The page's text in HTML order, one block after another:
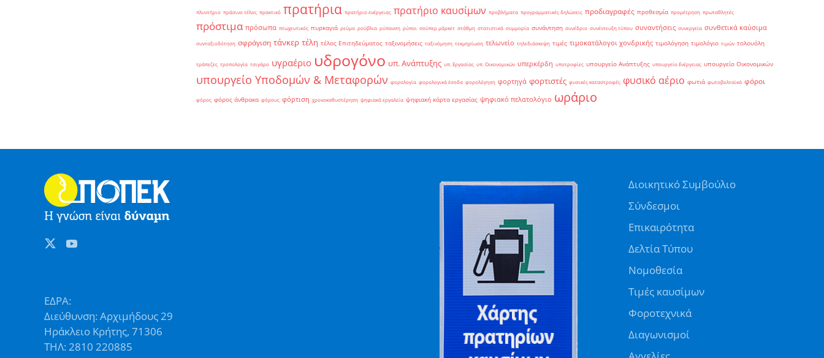
πλυντήριο πράσινο τέλος πρακτικό πρατήρια πρατήριο ενέργειας πρατήριο καυσίμων προβλήματα προγραμματικές δηλώσεις προδιαγραφές προθεσμία προμέτρηση πρωταθλητές
πρόστιμα πρόσωπα πτωχευτικός πυρκαγιά ρεύμα ρούβλια ρύπανση ρύποι σούπερ μάρκετ στάθμη στατιστικά συμμορία συνάντηση συνέδριο συνέντευξη τύπου συναντήσεις συνεργεία συνθετικά καύσιμα
συνταξιοδότηση σφράγιση τάνκερ τέλη τέλος Επιτηδεύματος ταξινομήσεις ταξινόμηση τεκμηρίωση τελωνείο τηλεδιάσκεψη τιμές τιμοκατάλογοι χονδρικής τιμολόγηση τιμολόγιο τιμών τολουόλη
τράπεζες τροπολογία τσιγάρο υγραέριο υδρογόνο υπ. Ανάπτυξης υπ. Εργασίας υπ. Οικονομικών υπερκέρδη υποτροφίες υπουργείο Ανάπτυξης υπουργείο Ενέργειας υπουργείο Οικονομικών
υπουργείο Υποδομών & Μεταφορών φορολογία φορολογικά έσοδα φορολόγηση φορτηγά φορτιστές φυσικές καταστροφές φυσικό αέριο φωτιά φωτοβολταϊκά φόροι
φόρος φόρος άνθρακα φόρους φόρτιση χρονοκαθυστέρηση ψηφιακά εργαλεία ψηφιακή κάρτα εργασίας ψηφιακό πελατολόγιο ωράριο
ΕΔΡΑ:
Διεύθυνση: Αρχιμήδους 29
Ηράκλειο Κρήτης, 71306
ΤΗΛ: 2810 220885
Διοικητικό Συμβούλιο
Σύνδεσμοι
Επικαιρότητα
Δελτία Τύπου
Νομοθεσία
Τιμές καυσίμων
Φοροτεχνικά
Διαγωνισμοί